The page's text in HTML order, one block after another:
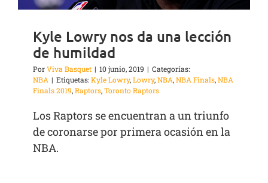
Kyle Lowry nos da una lección
de humildad
PorViva Basquet | 10 junio, 2019 | Categorías:
NBA | Etiquetas:Kyle Lowry,Lowry,NBA,NBA Finals,NBA
Finals 2019,Raptors,Toronto Raptors
Los Raptors se encuentran a un triunfo
de coronarse por primera ocasión en la
NBA.